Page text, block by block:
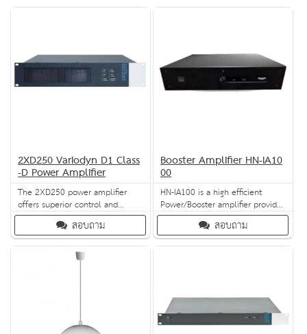
2XD250 Variodyn D1 Class
-D Power Amplifier
The 2XD250 power amplifier
offers superior control and
monitoring via the Variodyn D1’s
DOM. It provides enhanced
electronic protection against
thermal overload and short-
สอบถาม
Booster Amplifier HN-IA10
00
HN-IA100 is a high efficient
Power/Booster amplifier provides
audio signal amplification for
public address and voice alarm
system, It is reliable,efficient and
สอบถาม